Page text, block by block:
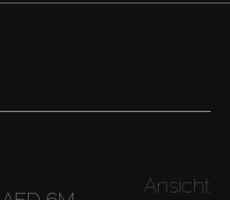
Ansicht